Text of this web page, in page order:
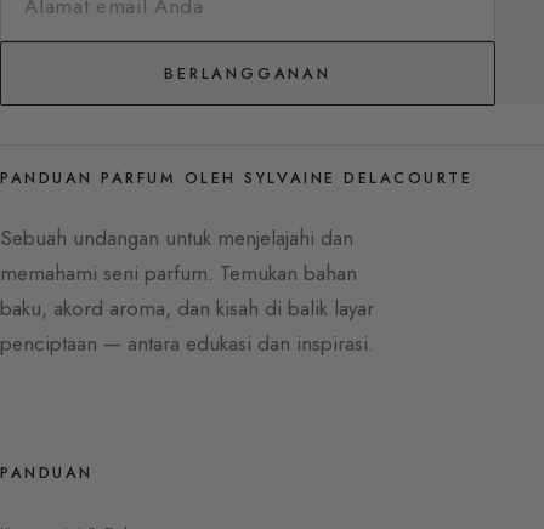
BERLANGGANAN
PANDUAN PARFUM OLEH SYLVAINE DELACOURTE
Sebuah undangan untuk menjelajahi dan
memahami seni parfum. Temukan bahan
baku, akord aroma, dan kisah di balik layar
penciptaan — antara edukasi dan inspirasi.
PANDUAN